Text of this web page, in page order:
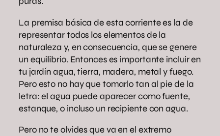
La premisa básica de esta corriente es la de
representar todos los elementos de la
naturaleza y, en consecuencia, que se genere
un equilibrio. Entonces es importante incluir en
tu jardín agua, tierra, madera, metal y fuego.
Pero esto no hay que tomarlo tan al pie de la
letra: el agua puede aparecer como fuente,
estanque, o incluso un recipiente con agua.
Pero no te olvides que va en el extremo